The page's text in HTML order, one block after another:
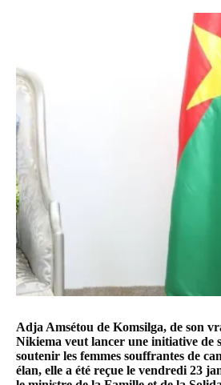
Adja Amsétou de Komsilga, de son
Nikiema veut lancer une initiative de
soutenir les femmes souffrantes de
élan, elle a été reçue le vendredi 23